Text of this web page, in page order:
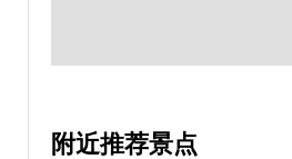
附近推荐景点